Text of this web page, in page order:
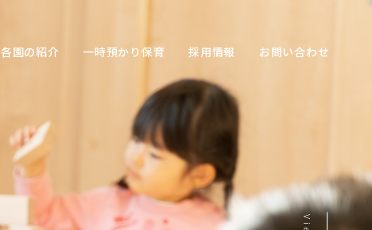
各園の紹介 一時預かり保育 採用情報 お問い合わせ